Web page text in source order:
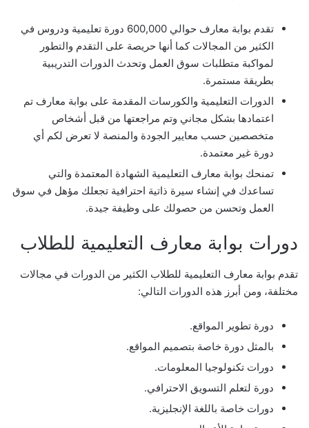
تقدم بوابة معارف حوالي 600,000 دورة تعليمية ودروس في
الكثير من المجالات كما أنها حريصة على التقدم والتطور
لمواكبة متطلبات سوق العمل وتحدث الدورات التدريبية
بطريقة مستمرة.
الدورات التعليمية والكورسات المقدمة على بوابة معارف تم
اعتمادها بشكل مجاني وتم مراجعتها من قبل أشخاص
متخصصين حسب معايير الجودة والمنصة لا تعرض لكم أي
دورة غير معتمدة.
تمنحك بوابة معارف التعليمية الشهادة المعتمدة والتي
تساعدك في إنشاء سيرة ذاتية احترافية تجعلك مؤهل في سوق
العمل وتحسن من حصولك على وظيفة جيدة.
دورات بوابة معارف التعليمية للطلاب
تقدم بوابة معارف التعليمية للطلاب الكثير من الدورات في مجالات
مختلفة، ومن أبرز هذه الدورات التالي:
دورة تطوير المواقع.
بالمثل دورة خاصة بتصميم المواقع.
دورات تكنولوجيا المعلومات.
دورة لتعلم التسويق الاحترافي.
دورات خاصة باللغة الإنجليزية.